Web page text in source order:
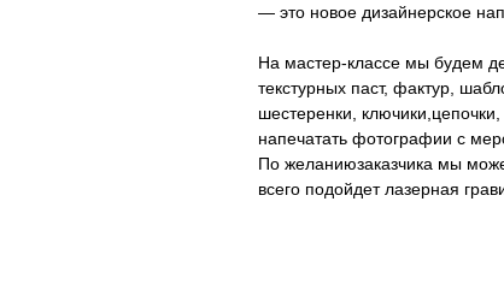
— это новое дизайнерское
На мастер-классе мы будем
текстурных паст, фактур,
шестеренки,
напечатать фотографии с
По желаниюзаказчика мы
всего подойдет лазерная